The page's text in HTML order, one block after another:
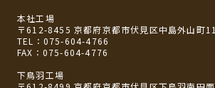
本社工場
〒612-8455 京都府京都市伏見区中島外山町
TEL： 075-604-4766
FAX：075-604-4776
下鳥羽工場